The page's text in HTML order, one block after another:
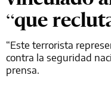
“que
“Este terrorista
contra la seguridad
prensa.